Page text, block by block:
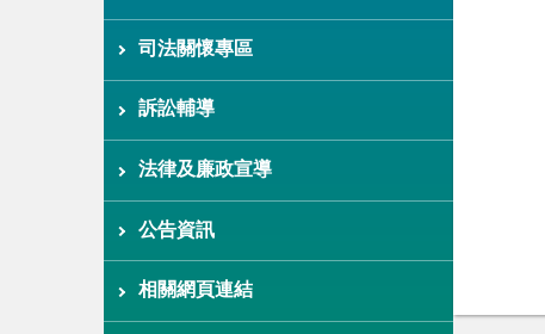
司法關懷專區
訴訟輔導
法律及廉政宣導
公告資訊
相關網頁連結